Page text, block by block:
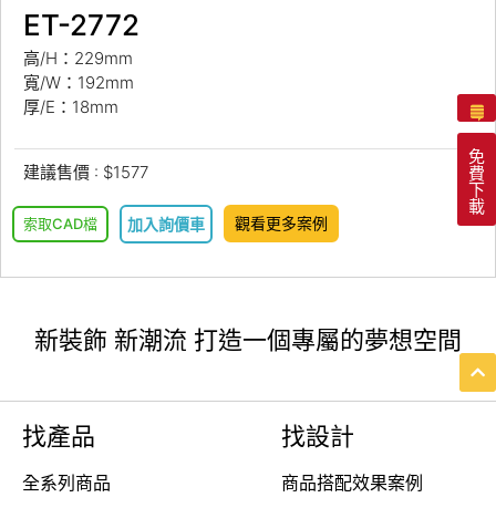
ET-2772
高/H：229mm
寬/W：192mm
厚/E：18mm
建議售價 : $1577
索取CAD檔 加入詢價車 觀看更多案例
免
費
下
載
新裝飾 新潮流 打造一個專屬的夢想空間
找產品
全系列商品
找設計
商品搭配效果案例